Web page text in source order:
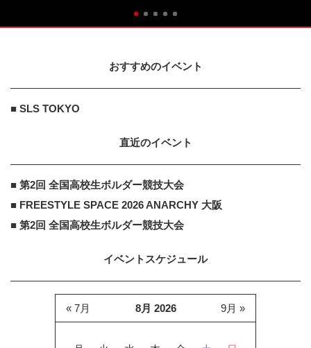
おすすめのイベント
■ SLS TOKYO
直近のイベント
■ 第2回 全国高校生ボルダー競技大会
■ FREESTYLE SPACE 2026 ANARCHY 大阪
■ 第2回 全国高校生ボルダー競技大会
イベントスケジュール
8月 2026
« 7月 9月 »